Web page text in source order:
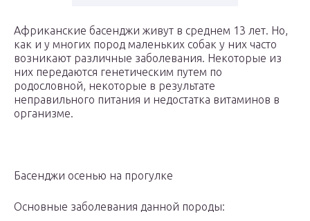
Африканские басенджи живут в среднем 13 лет. Но,
как и у многих пород маленьких собак у них часто
возникают различные заболевания. Некоторые из
них передаются генетическим путем по
родословной, некоторые в результате
неправильного питания и недостатка витаминов в
организме.
Басенджи осенью на прогулке
Основные заболевания данной породы: